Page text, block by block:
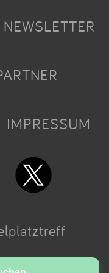
NEWSLETTER
IMPRESSUM